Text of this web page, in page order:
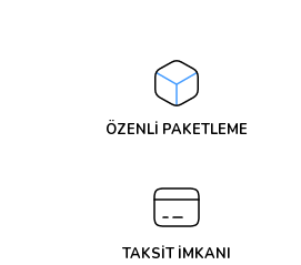
ÖZENLİ PAKETLEME
TAKSİT İMKANI